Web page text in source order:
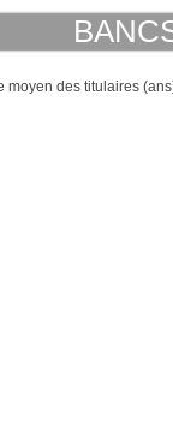
moyen des titulaires